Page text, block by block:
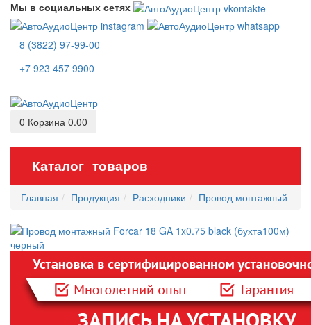
Мы в социальных сетях
8 (3822) 97-99-00
+7 923 457 9900
0 Корзина 0.00
Каталог товаров
Главная Продукция Расходники Провод монтажный